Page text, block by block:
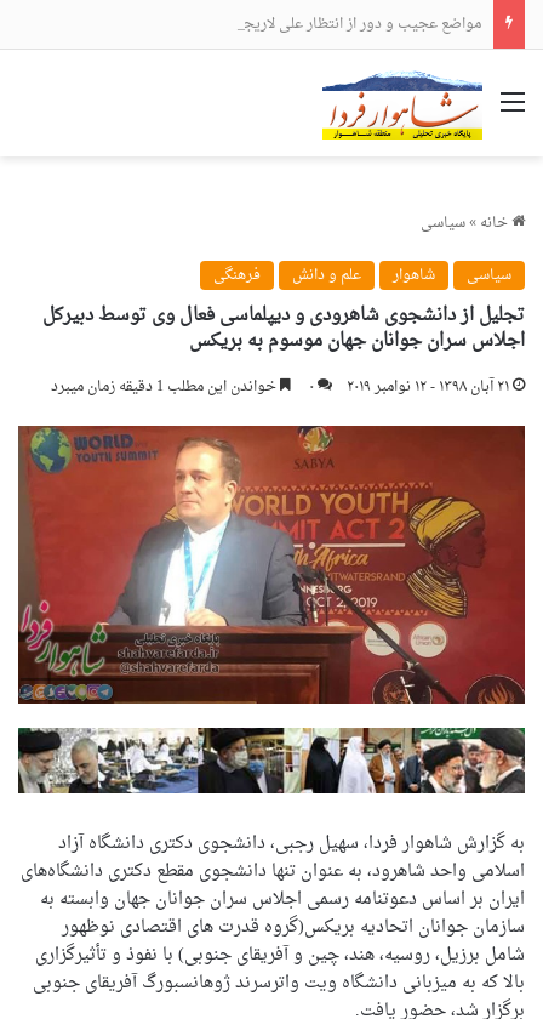
مواضع عجیب و دور از انتظار علی لاریجانی
منو
خانه»سیاسی
سیاسی
شاهوار علم و دانش فرهنگی
تجلیل از دانشجوی شاهرودی و دیپلماسی فعال وی توسط دبیرکل
اجلاس سران جوانان جهان موسوم به بریکس
۲۱ آبان ۱۳۹۸ - ۱۲ نوامبر ۲۰۱۹ ۰ خواندن این مطلب 1 دقیقه زمان میبرد
به گزارش شاهوار فردا، سهیل رجبی، دانشجوی دکتری دانشگاه آزاد
اسلامی واحد شاهرود، به عنوان تنها دانشجوی مقطع دکتری دانشگاه‌های
ایران بر اساس دعوتنامه رسمی اجلاس سران جوانان جهان وابسته به
سازمان جوانان اتحادیه بریکس(گروه قدرت های اقتصادی نوظهور
شامل برزیل، روسیه، هند، چین و آفریقای جنوبی) با نفوذ و تأثیرگزاری
بالا که به میزبانی دانشگاه ویت واترسرند ژوهانسبورگ آفریقای جنوبی
برگزار شد، حضور یافت.